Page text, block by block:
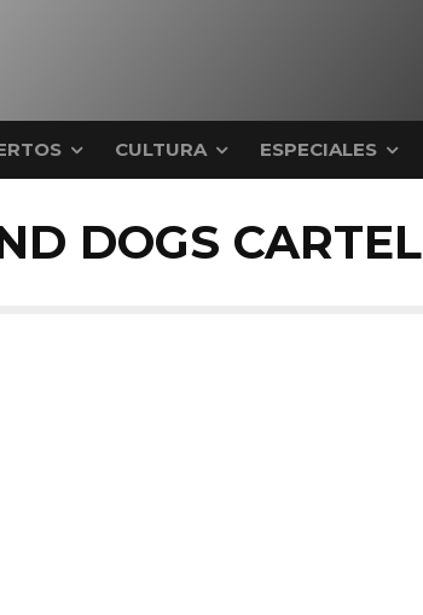
CULTURA ESPECIALES
DOGS CARTEL